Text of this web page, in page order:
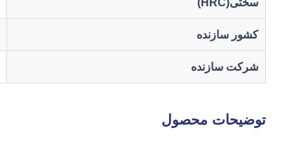
کشور سازنده
شرکت سازنده
توضیحات محصول